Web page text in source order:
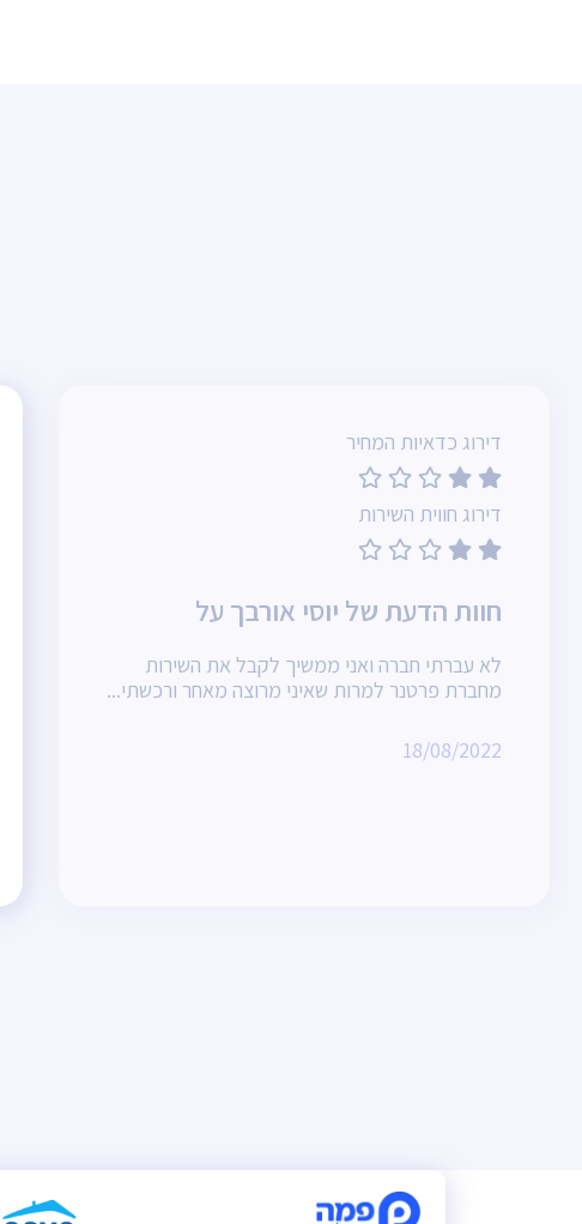
דירוג כדאיות המחיר
דירוג חווית השירות
חוות הדעת של יוסי אורבך על
לא עברתי חברה ואני ממשיך לקבל את השירות
מחברת פרטנר למרות שאיני מרוצה מאחר ורכשתי...
18/08/2022